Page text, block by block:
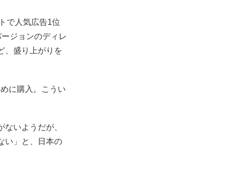
で人気広告1位
ジョンのディレ
、盛り上がりを
に購入。こうい
いようだが、
い」と、日本の